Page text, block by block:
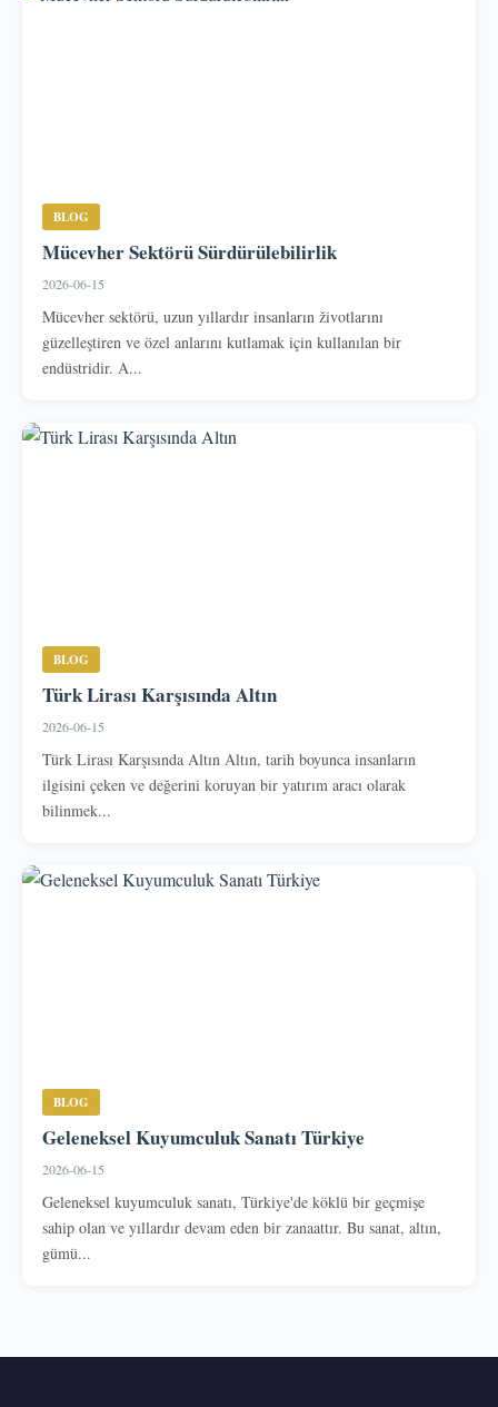
BLOG
Mücevher Sektörü Sürdürülebilirlik
2026-06-15
Mücevher sektörü, uzun yıllardır insanların životlarını
güzelleştiren ve özel anlarını kutlamak için kullanılan bir
endüstridir. A...
BLOG
Türk Lirası Karşısında Altın
2026-06-15
Türk Lirası Karşısında Altın Altın, tarih boyunca insanların
ilgisini çeken ve değerini koruyan bir yatırım aracı olarak
bilinmek...
BLOG
Geleneksel Kuyumculuk Sanatı Türkiye
2026-06-15
Geleneksel kuyumculuk sanatı, Türkiye'de köklü bir geçmişe
sahip olan ve yıllardır devam eden bir zanaattır. Bu sanat, altın,
gümü...